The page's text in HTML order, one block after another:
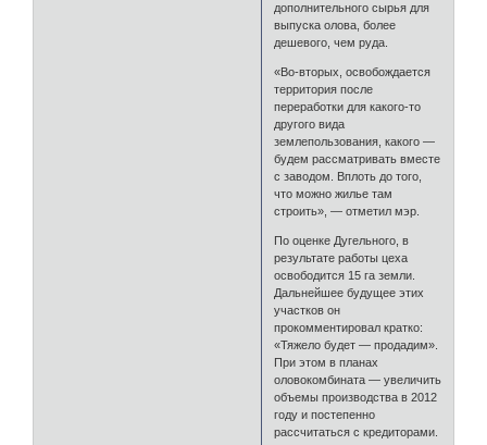
дополнительного сырья для
выпуска олова, более
дешевого, чем руда.
«Во-вторых, освобождается
территория после
переработки для какого-то
другого вида
землепользования, какого —
будем рассматривать вместе
с заводом. Вплоть до того,
что можно жилье там
строить», — отметил мэр.
По оценке Дугельного, в
результате работы цеха
освободится 15 га земли.
Дальнейшее будущее этих
участков он
прокомментировал кратко:
«Тяжело будет — продадим».
При этом в планах
оловокомбината — увеличить
объемы производства в 2012
году и постепенно
рассчитаться с кредиторами.